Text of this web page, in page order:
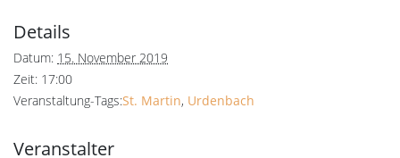
Details
Datum: 15. November 2019
Zeit: 17:00
Veranstaltung-Tags:St. Martin, Urdenbach
Veranstalter